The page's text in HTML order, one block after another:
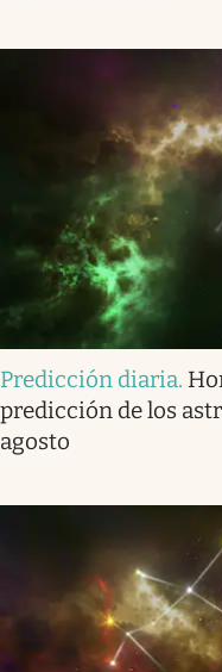
Predicción diaria.
predicción de los
agosto